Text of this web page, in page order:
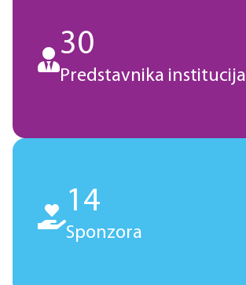
30
Predstavnika institucija
14
Sponzora